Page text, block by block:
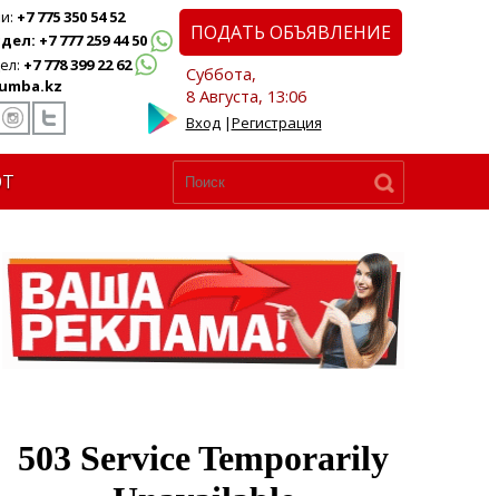
+7 775 350 54 52
+7 777 259 44 50
+7 778 399 22 62
ПОДАТЬ ОБЪЯВЛЕНИЕ
Суббота,
8 Августа, 13:06
Вход|Регистрация